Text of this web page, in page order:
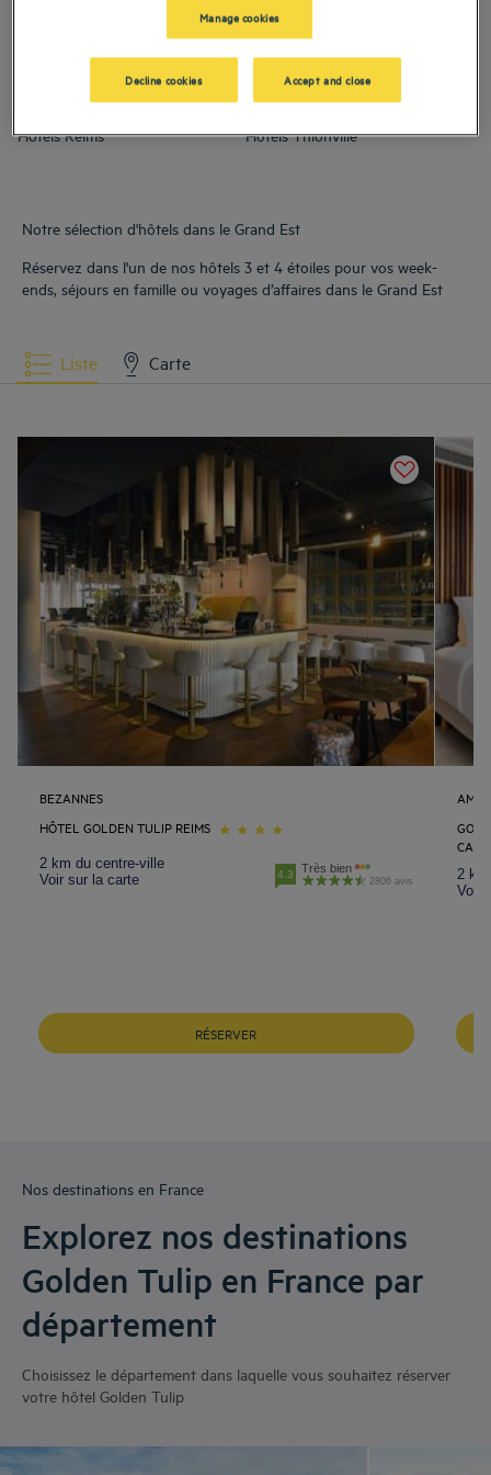
Hôtels Reims Hôtels Thionville
Notre sélection d'hôtels dans le Grand Est
Réservez dans l'un de nos hôtels 3 et 4 étoiles pour vos week-
ends, séjours en famille ou voyages d’affaires dans le Grand Est
Liste Carte
BEZANNES
HÔTEL GOLDEN TULIP REIMS
2 km du centre-ville
Voir sur la carte
4.3 Très bien
2806 avis
RÉSERVER
2
Voir
Nos destinations en France
Explorez nos destinations
Golden Tulip en France par
département
Choisissez le département dans laquelle vous souhaitez réserver
votre hôtel Golden Tulip
Manage cookies
Decline cookies Accept and close